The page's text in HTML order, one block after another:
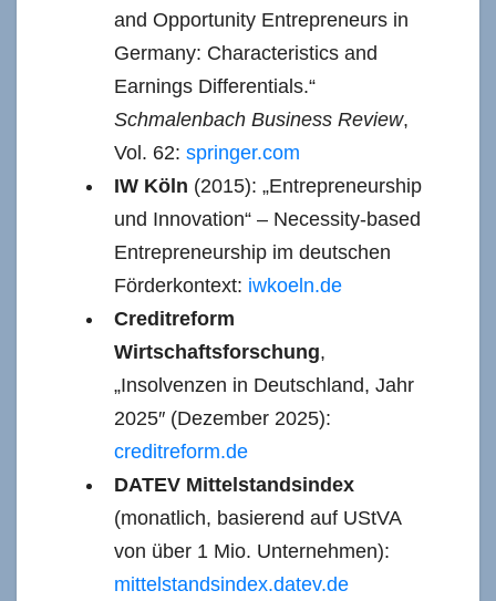
and Opportunity Entrepreneurs in
Germany: Characteristics and
Earnings Differentials.“
Schmalenbach Business Review,
Vol. 62: springer.com
IW Köln (2015): „Entrepreneurship
und Innovation“ – Necessity-based
Entrepreneurship im deutschen
Förderkontext: iwkoeln.de
Creditreform
Wirtschaftsforschung,
„Insolvenzen in Deutschland, Jahr
2025″ (Dezember 2025):
creditreform.de
DATEV Mittelstandsindex
(monatlich, basierend auf UStVA
von über 1 Mio. Unternehmen):
mittelstandsindex.datev.de